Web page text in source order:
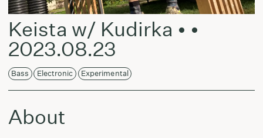
Keista w/ Kudirka • •
2023.08.23
Bass Electronic Experimental
About